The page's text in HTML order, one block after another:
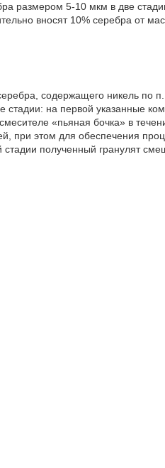
размером 5-10 мкм в две
вносят 10% серебра от
содержащего никель по п.
стадии: на первой указанные
«пьяная бочка» в
при этом для обеспечения
полученный гранулят